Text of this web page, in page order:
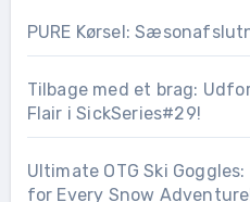
PURE Kørsel:
Tilbage med et brag:
Flair i SickSeries#29!
Ultimate OTG Ski
for Every Snow